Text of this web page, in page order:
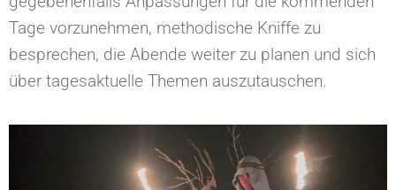
Tage vorzunehmen, methodische Kniffe zu
besprechen, die Abende weiter zu planen und sich
über tagesaktuelle Themen auszutauschen.